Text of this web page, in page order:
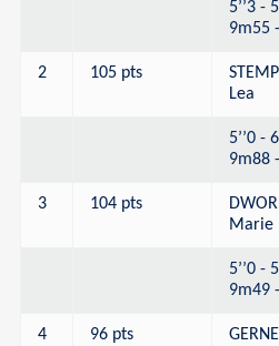
5’’3 -
9m55
2 105 pts
Lea
5’’0 -
9m88
3 104 pts
Marie
5’’0 -
9m49
4 96 pts
GERNE